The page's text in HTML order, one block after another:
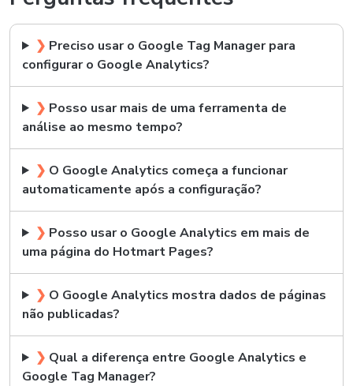
❯ Preciso usar o Google Tag Manager para
configurar o Google Analytics?
❯ Posso usar mais de uma ferramenta de
análise ao mesmo tempo?
❯ O Google Analytics começa a funcionar
automaticamente após a configuração?
❯ Posso usar o Google Analytics em mais de
uma página do Hotmart Pages?
❯ O Google Analytics mostra dados de páginas
não publicadas?
❯ Qual a diferença entre Google Analytics e
Google Tag Manager?